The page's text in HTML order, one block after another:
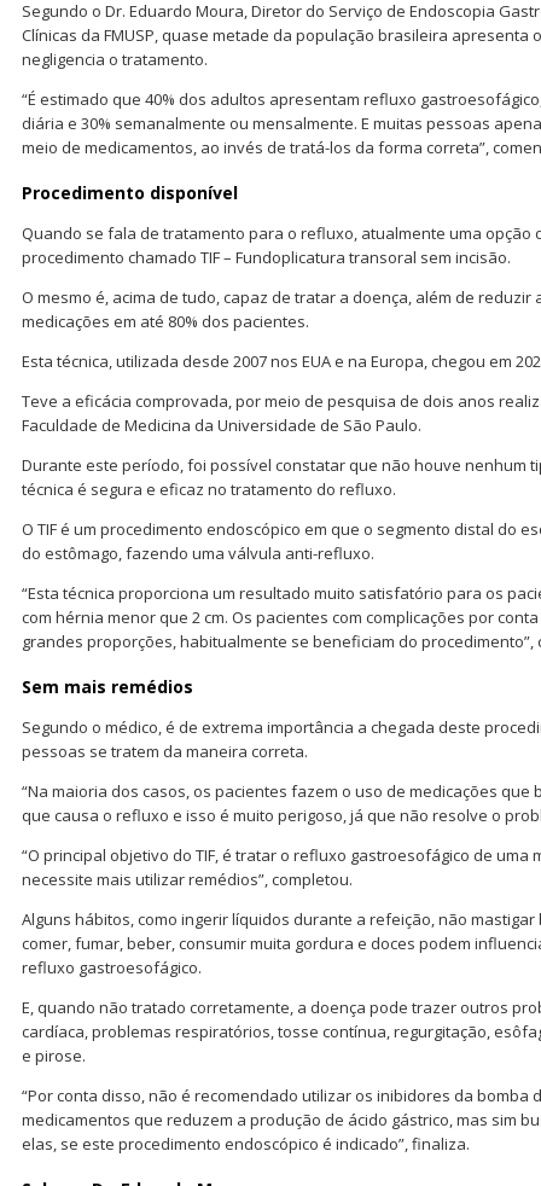
Segundo o Dr. Eduardo Moura, Diretor do Serviço de Endoscopia
Clínicas da FMUSP, quase metade da população brasileira apresenta
negligencia o tratamento.
“É estimado que 40% dos adultos apresentam refluxo
diária e 30% semanalmente ou mensalmente. E muitas pessoas
meio de medicamentos, ao invés de tratá-los da forma correta”,
Procedimento disponível
Quando se fala de tratamento para o refluxo, atualmente uma opção
procedimento chamado TIF – Fundoplicatura transoral sem incisão.
O mesmo é, acima de tudo, capaz de tratar a doença, além de
medicações em até 80% dos pacientes.
Esta técnica, utilizada desde 2007 nos EUA e na Europa, chegou em
Teve a eficácia comprovada, por meio de pesquisa de dois anos
Faculdade de Medicina da Universidade de São Paulo.
Durante este período, foi possível constatar que não houve nenhum
técnica é segura e eficaz no tratamento do refluxo.
O TIF é um procedimento endoscópico em que o segmento distal do
do estômago, fazendo uma válvula anti-refluxo.
“Esta técnica proporciona um resultado muito satisfatório para os
com hérnia menor que 2 cm. Os pacientes com complicações por
grandes proporções, habitualmente se beneficiam do procedimento”,
Sem mais remédios
Segundo o médico, é de extrema importância a chegada deste
pessoas se tratem da maneira correta.
“Na maioria dos casos, os pacientes fazem o uso de medicações
que causa o refluxo e isso é muito perigoso, já que não resolve o
“O principal objetivo do TIF, é tratar o refluxo gastroesofágico de uma
necessite mais utilizar remédios”, completou.
Alguns hábitos, como ingerir líquidos durante a refeição, não
comer, fumar, beber, consumir muita gordura e doces podem
refluxo gastroesofágico.
E, quando não tratado corretamente, a doença pode trazer outros
cardíaca, problemas respiratórios, tosse contínua, regurgitação,
e pirose.
“Por conta disso, não é recomendado utilizar os inibidores da bomba
medicamentos que reduzem a produção de ácido gástrico, mas sim
elas, se este procedimento endoscópico é indicado”, finaliza.